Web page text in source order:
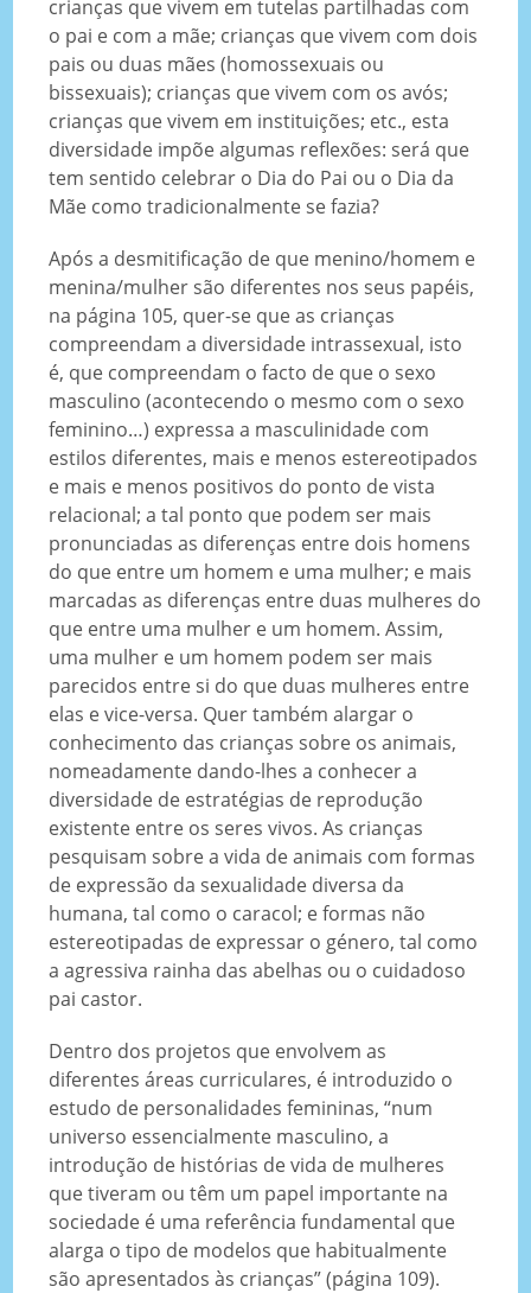
crianças que vivem em tutelas partilhadas com
o pai e com a mãe; crianças que vivem com dois
pais ou duas mães (homossexuais ou
bissexuais); crianças que vivem com os avós;
crianças que vivem em instituições; etc., esta
diversidade impõe algumas reflexões: será que
tem sentido celebrar o Dia do Pai ou o Dia da
Mãe como tradicionalmente se fazia?
Após a desmitificação de que menino/homem e
menina/mulher são diferentes nos seus papéis,
na página 105, quer-se que as crianças
compreendam a diversidade intrassexual, isto
é, que compreendam o facto de que o sexo
masculino (acontecendo o mesmo com o sexo
feminino…) expressa a masculinidade com
estilos diferentes, mais e menos estereotipados
e mais e menos positivos do ponto de vista
relacional; a tal ponto que podem ser mais
pronunciadas as diferenças entre dois homens
do que entre um homem e uma mulher; e mais
marcadas as diferenças entre duas mulheres do
que entre uma mulher e um homem. Assim,
uma mulher e um homem podem ser mais
parecidos entre si do que duas mulheres entre
elas e vice-versa. Quer também alargar o
conhecimento das crianças sobre os animais,
nomeadamente dando-lhes a conhecer a
diversidade de estratégias de reprodução
existente entre os seres vivos. As crianças
pesquisam sobre a vida de animais com formas
de expressão da sexualidade diversa da
humana, tal como o caracol; e formas não
estereotipadas de expressar o género, tal como
a agressiva rainha das abelhas ou o cuidadoso
pai castor.
Dentro dos projetos que envolvem as
diferentes áreas curriculares, é introduzido o
estudo de personalidades femininas, “num
universo essencialmente masculino, a
introdução de histórias de vida de mulheres
que tiveram ou têm um papel importante na
sociedade é uma referência fundamental que
alarga o tipo de modelos que habitualmente
são apresentados às crianças” (página 109).